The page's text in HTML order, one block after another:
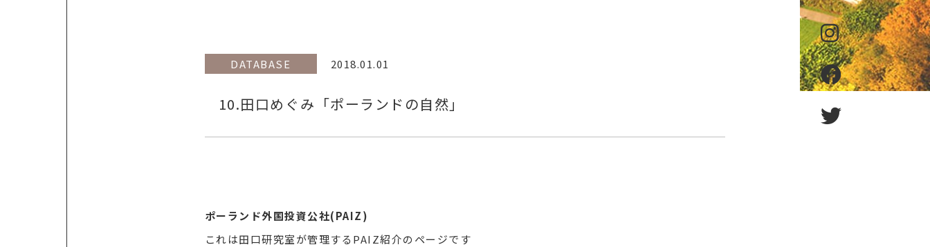
DATABASE 2018.01.01
10.田口めぐみ「ポーランドの自然」
ポーランド外国投資公社(PAIZ)
これは田口研究室が管理するPAIZ紹介のページです